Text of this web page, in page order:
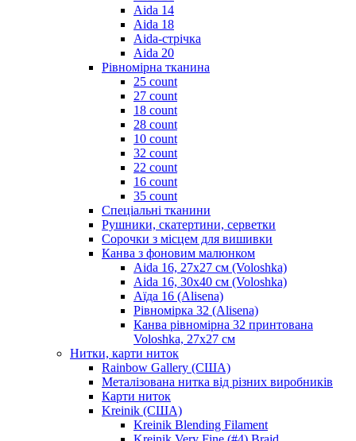
Aida 14
Aida 18
Aida-стрічка
Aida 20
Рівномірна тканина
25 count
27 count
18 count
28 count
10 count
32 count
22 count
16 count
35 count
Спеціальні тканини
Рушники, скатертини, серветки
Сорочки з місцем для вишивки
Канва з фоновим малюнком
Aida 16, 27х27 см (Voloshka)
Aida 16, 30х40 см (Voloshka)
Аїда 16 (Alisena)
Рівномірка 32 (Alisena)
Канва рівномірна 32 принтована
Voloshka, 27х27 см
Нитки, карти ниток
Rainbow Gallery (США)
Металізована нитка від різних виробників
Карти ниток
Kreinik (США)
Kreinik Blending Filament